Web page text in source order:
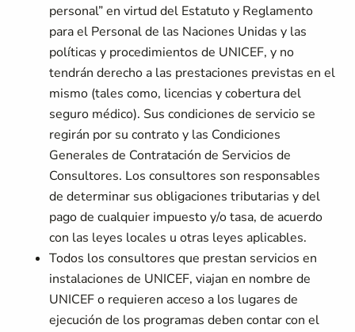
personal” en virtud del Estatuto y Reglamento
para el Personal de las Naciones Unidas y las
políticas y procedimientos de UNICEF, y no
tendrán derecho a las prestaciones previstas en el
mismo (tales como, licencias y cobertura del
seguro médico). Sus condiciones de servicio se
regirán por su contrato y las Condiciones
Generales de Contratación de Servicios de
Consultores. Los consultores son responsables
de determinar sus obligaciones tributarias y del
pago de cualquier impuesto y/o tasa, de acuerdo
con las leyes locales u otras leyes aplicables.
Todos los consultores que prestan servicios en
instalaciones de UNICEF, viajan en nombre de
UNICEF o requieren acceso a los lugares de
ejecución de los programas deben contar con el